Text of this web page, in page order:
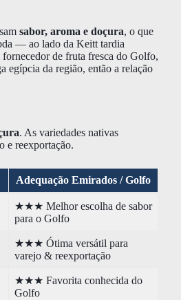
sabor, aroma e doçura, o que
— ao lado da Keitt tardia
de fruta fresca do Golfo,
egípcia da região, então a relação
. As variedades nativas
e reexportação.
Adequação Emirados / Golfo
★★★ Melhor escolha de sabor
para o Golfo
★★★ Ótima versátil para
varejo & reexportação
★★★ Favorita conhecida do
Golfo